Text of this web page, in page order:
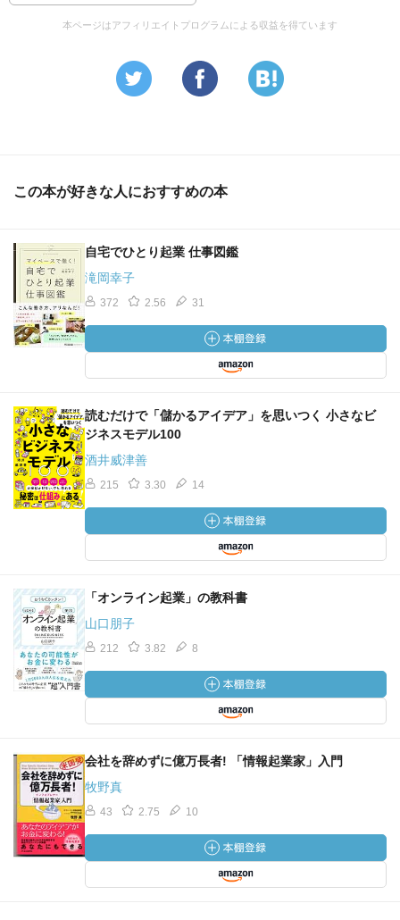
本ページはアフィリエイトプログラムによる収益を得ています
この本が好きな人におすすめの本
自宅でひとり起業 仕事図鑑
滝岡幸子
372 2.56 31
読むだけで「儲かるアイデア」を思いつく 小さなビ
ジネスモデル100
酒井威津善
215 3.30 14
「オンライン起業」の教科書
山口朋子
212 3.82 8
会社を辞めずに億万長者! 「情報起業家」入門
牧野真
43 2.75 10